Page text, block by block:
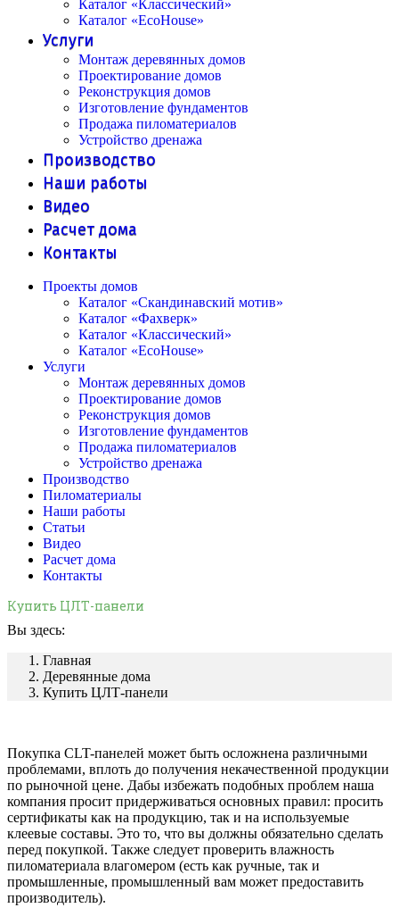
Каталог «Классический»
Каталог «EcoHouse»
Услуги
Монтаж деревянных домов
Проектирование домов
Реконструкция домов
Изготовление фундаментов
Продажа пиломатериалов
Устройство дренажа
Производство
Наши работы
Видео
Расчет дома
Контакты
Проекты домов
Каталог «Скандинавский мотив»
Каталог «Фахверк»
Каталог «Классический»
Каталог «EcoHouse»
Услуги
Монтаж деревянных домов
Проектирование домов
Реконструкция домов
Изготовление фундаментов
Продажа пиломатериалов
Устройство дренажа
Производство
Пиломатериалы
Наши работы
Статьи
Видео
Расчет дома
Контакты
Купить ЦЛТ-панели
Вы здесь:
Главная
Деревянные дома
Купить ЦЛТ-панели
Покупка CLT-панелей может быть осложнена различными
проблемами, вплоть до получения некачественной продукции
по рыночной цене. Дабы избежать подобных проблем наша
компания просит придерживаться основных правил: просить
сертификаты как на продукцию, так и на используемые
клеевые составы. Это то, что вы должны обязательно сделать
перед покупкой. Также следует проверить влажность
пиломатериала влагомером (есть как ручные, так и
промышленные, промышленный вам может предоставить
производитель).